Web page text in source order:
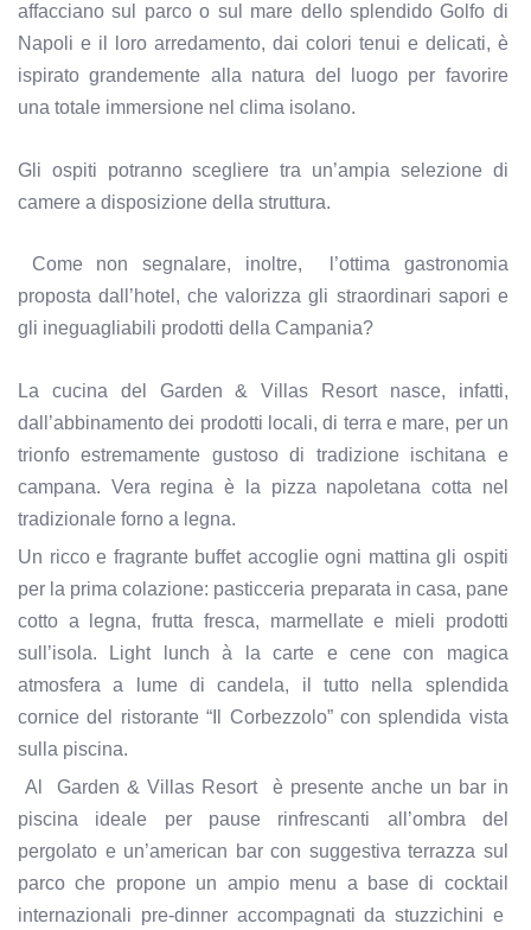
affacciano sul parco o sul mare dello splendido Golfo di
Napoli e il loro arredamento, dai colori tenui e delicati, è
ispirato grandemente alla natura del luogo per favorire
una totale immersione nel clima isolano.
Gli ospiti potranno scegliere tra un’ampia selezione di
camere a disposizione della struttura.
Come non segnalare, inoltre, l’ottima gastronomia
proposta dall’hotel, che valorizza gli straordinari sapori e
gli ineguagliabili prodotti della Campania?
La cucina del Garden & Villas Resort nasce, infatti,
dall’abbinamento dei prodotti locali, di terra e mare, per un
trionfo estremamente gustoso di tradizione ischitana e
campana. Vera regina è la pizza napoletana cotta nel
tradizionale forno a legna.
Un ricco e fragrante buffet accoglie ogni mattina gli ospiti
per la prima colazione: pasticceria preparata in casa, pane
cotto a legna, frutta fresca, marmellate e mieli prodotti
sull’isola. Light lunch à la carte e cene con magica
atmosfera a lume di candela, il tutto nella splendida
cornice del ristorante “Il Corbezzolo” con splendida vista
sulla piscina.
Al Garden & Villas Resort è presente anche un bar in
piscina ideale per pause rinfrescanti all’ombra del
pergolato e un’american bar con suggestiva terrazza sul
parco che propone un ampio menu a base di cocktail
internazionali pre-dinner accompagnati da stuzzichini e